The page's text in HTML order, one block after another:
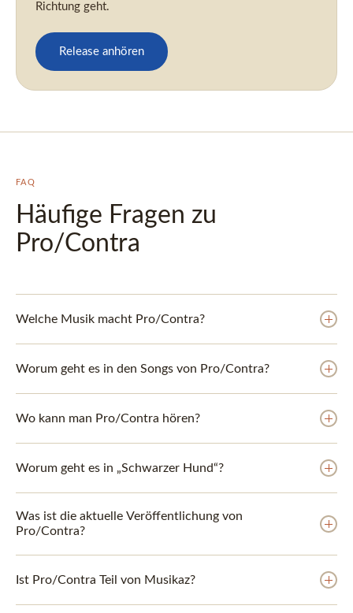
Richtung geht.
Release anhören
FAQ
Häufige Fragen zu
Pro/Contra
Welche Musik macht Pro/Contra?
Worum geht es in den Songs von Pro/Contra?
Wo kann man Pro/Contra hören?
Worum geht es in „Schwarzer Hund“?
Was ist die aktuelle Veröffentlichung von
Pro/Contra?
Ist Pro/Contra Teil von Musikaz?